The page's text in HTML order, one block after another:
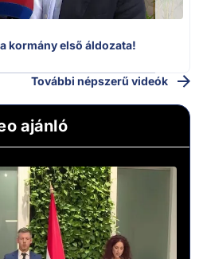
kormány első áldozata!
További népszerű videók
ajánló